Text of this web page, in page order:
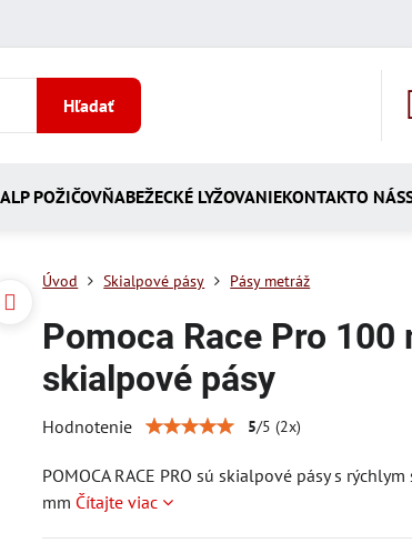
Hľadať
POŽIČOVŇABEŽECKÉ LYŽOVANIEKONTAKTO NÁS
Úvod Skialpové pásy Pásy metráž
Pomoca Race Pro 100
skialpové pásy
Hodnotenie 5/5 (2x)
POMOCA RACE PRO sú skialpové pásy s
mm Čítajte viac